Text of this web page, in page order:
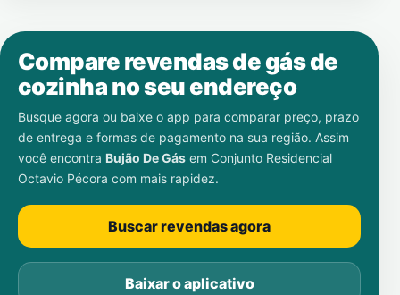
Compare revendas de gás de
cozinha no seu endereço
Busque agora ou baixe o app para comparar preço, prazo
de entrega e formas de pagamento na sua região. Assim
você encontra Bujão De Gás em Conjunto Residencial
Octavio Pécora com mais rapidez.
Buscar revendas agora
Baixar o aplicativo